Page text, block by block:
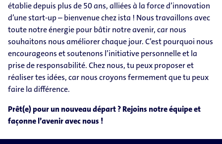
établie depuis plus de 50 ans, alliées à la force d’innovation
d’une start-up – bienvenue chez ista ! Nous travaillons avec
toute notre énergie pour bâtir notre avenir, car nous
souhaitons nous améliorer chaque jour. C’est pourquoi nous
encourageons et soutenons l’initiative personnelle et la
prise de responsabilité. Chez nous, tu peux proposer et
réaliser tes idées, car nous croyons fermement que tu peux
faire la différence.
Prêt(e) pour un nouveau départ ? Rejoins notre équipe et
façonne l’avenir avec nous !